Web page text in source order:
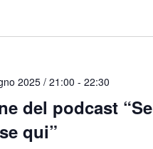
2025 / 21:00 - 22:30
del podcast “Se
qui”